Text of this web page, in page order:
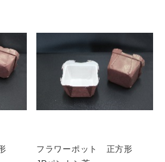
フラワーポット 正方形